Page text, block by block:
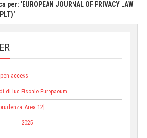
per: 'EUROPEAN JOURNAL OF PRIVACY LAW
access
di Ius Fiscale Europaeum
[Area 12]
2025